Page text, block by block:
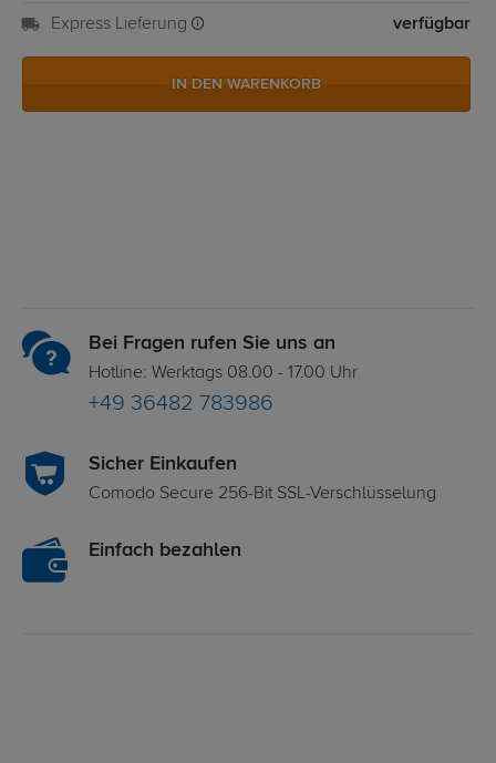
Express Lieferung verfügbar
IN DEN WARENKORB
Bei Fragen rufen Sie uns an
Hotline: Werktags 08.00 - 17.00 Uhr
+49 36482 783986
Sicher Einkaufen
Comodo Secure 256-Bit SSL-Verschlüsselung
Einfach bezahlen